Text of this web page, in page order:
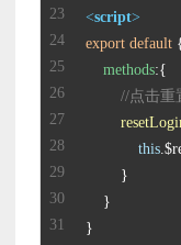
<script>
export default
methods
//点击重
this.